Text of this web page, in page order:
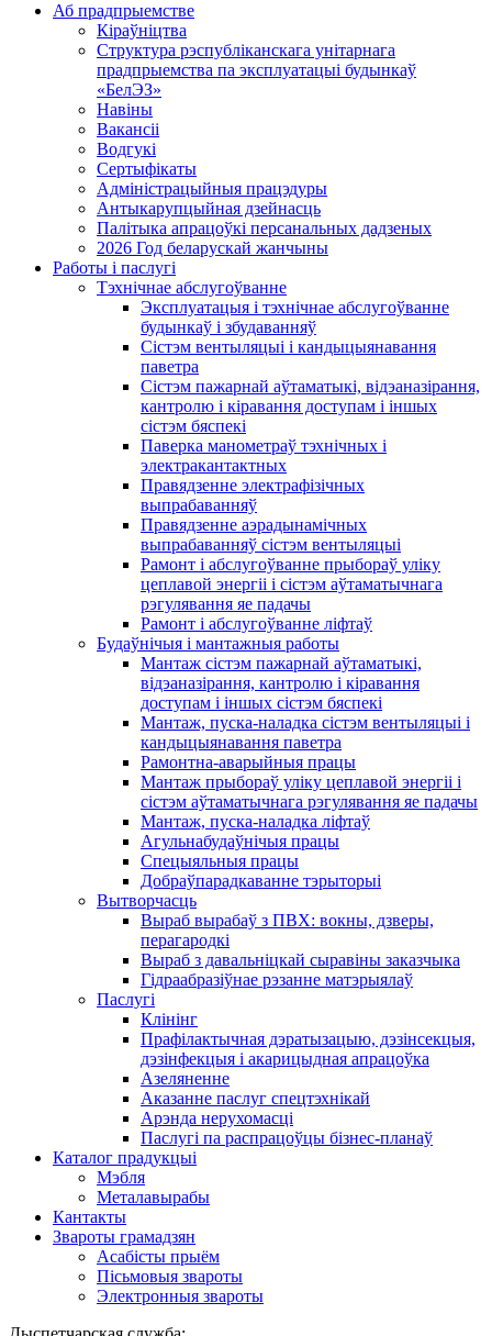
Аб прадпрыемстве
Кіраўніцтва
Структура рэспубліканскага унітарнага
прадпрыемства па эксплуатацыі будынкаў
«БелЭЗ»
Навіны
Вакансіі
Водгукі
Сертыфікаты
Адміністрацыйныя працэдуры
Антыкарупцыйная дзейнасць
Палітыка апрацоўкі персанальных дадзеных
2026 Год беларускай жанчыны
Работы і паслугі
Тэхнічнае абслугоўванне
Эксплуатацыя і тэхнічнае абслугоўванне
будынкаў і збудаванняў
Сістэм вентыляцыі і кандыцыянавання
паветра
Сістэм пажарнай аўтаматыкі, відэаназірання,
кантролю і кіравання доступам і іншых
сістэм бяспекі
Паверка манометраў тэхнічных і
электракантактных
Правядзенне электрафізічных
выпрабаванняў
Правядзенне аэрадынамічных
выпрабаванняў сістэм вентыляцыі
Рамонт і абслугоўванне прыбораў уліку
цеплавой энергіі і сістэм аўтаматычнага
рэгулявання яе падачы
Рамонт і абслугоўванне ліфтаў
Будаўнічыя і мантажныя работы
Мантаж сістэм пажарнай аўтаматыкі,
відэаназірання, кантролю і кіравання
доступам і іншых сістэм бяспекі
Мантаж, пуска-наладка сістэм вентыляцыі і
кандыцыянавання паветра
Рамонтна-аварыйныя працы
Мантаж прыбораў уліку цеплавой энергіі і
сістэм аўтаматычнага рэгулявання яе падачы
Мантаж, пуска-наладка ліфтаў
Агульнабудаўнічыя працы
Спецыяльныя працы
Добраўпарадкаванне тэрыторыі
Вытворчасць
Выраб вырабаў з ПВХ: вокны, дзверы,
перагародкі
Выраб з давальніцкай сыравіны заказчыка
Гідраабразіўнае рэзанне матэрыялаў
Паслугі
Клінінг
Прафілактычная дэратызацыю, дэзiнсекцыя,
дэзінфекцыя і акарицыдная апрацоўка
Азеляненне
Аказанне паслуг спецтэхнікай
Арэнда нерухомасці
Паслугі па распрацоўцы бізнес-планаў
Каталог прадукцыі
Мэбля
Металавырабы
Кантакты
Звароты грамадзян
Асабісты прыём
Пісьмовыя звароты
Электронныя звароты